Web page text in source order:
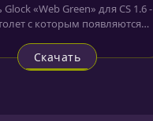
«Web Green» для CS 1.6 -
с которым появляются
Скачать